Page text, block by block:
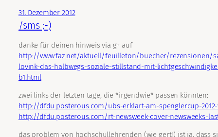
31. Dezember 2012
/sms ;-)
danke für deinen hinweis via g+ auf
http://www.faz.net/aktuell/feuilleton/buecher/rezensionen/
lovink-das-halbwegs-soziale-stillstand-mit-
b1.html
zwei links der letzten tage, die *irgendwie* passen könnten:
http://dfdu.posterous.com/ubs-erklart-am-spenglercup-
http://dfdu.posterous.com/rt-newsweek-cover-newsweeks-
das problem von hochschullehrenden (wie gert!) ist ja, dass